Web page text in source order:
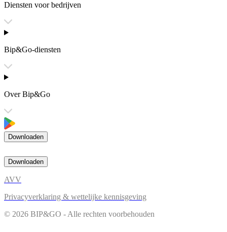
Diensten voor bedrijven
Bip&Go-diensten
Over Bip&Go
Downloaden
Downloaden
AVV
Privacyverklaring & wettelijke kennisgeving
© 2026 BIP&GO - Alle rechten voorbehouden